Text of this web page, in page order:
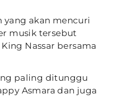
yang akan mencuri
musik tersebut
Nassar bersama
paling ditunggu
Asmara dan juga